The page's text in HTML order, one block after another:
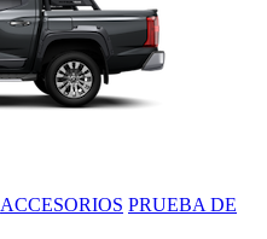
ACCESORIOS PRUEBA DE